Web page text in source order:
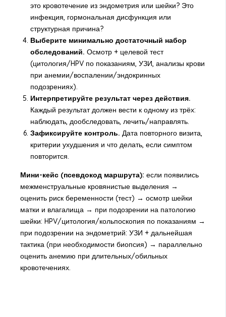
это кровотечение из эндометрия или шейки? Это
инфекция, гормональная дисфункция или
структурная причина?
Выберите минимально достаточный набор
обследований. Осмотр + целевой тест
(цитология/HPV по показаниям, УЗИ, анализы крови
при анемии/воспалении/эндокринных
подозрениях).
Интерпретируйте результат через действия.
Каждый результат должен вести к одному из трёх:
наблюдать, дообследовать, лечить/направлять.
Зафиксируйте контроль. Дата повторного визита,
критерии ухудшения и что делать, если симптом
повторится.
Мини-кейс (псевдокод маршрута): если появились
межменструальные кровянистые выделения →
оценить риск беременности (тест) → осмотр шейки
матки и влагалища → при подозрении на патологию
шейки: HPV/цитология/кольпоскопия по показаниям →
при подозрении на эндометрий: УЗИ + дальнейшая
тактика (при необходимости биопсия) → параллельно
оценить анемию при длительных/обильных
кровотечениях.